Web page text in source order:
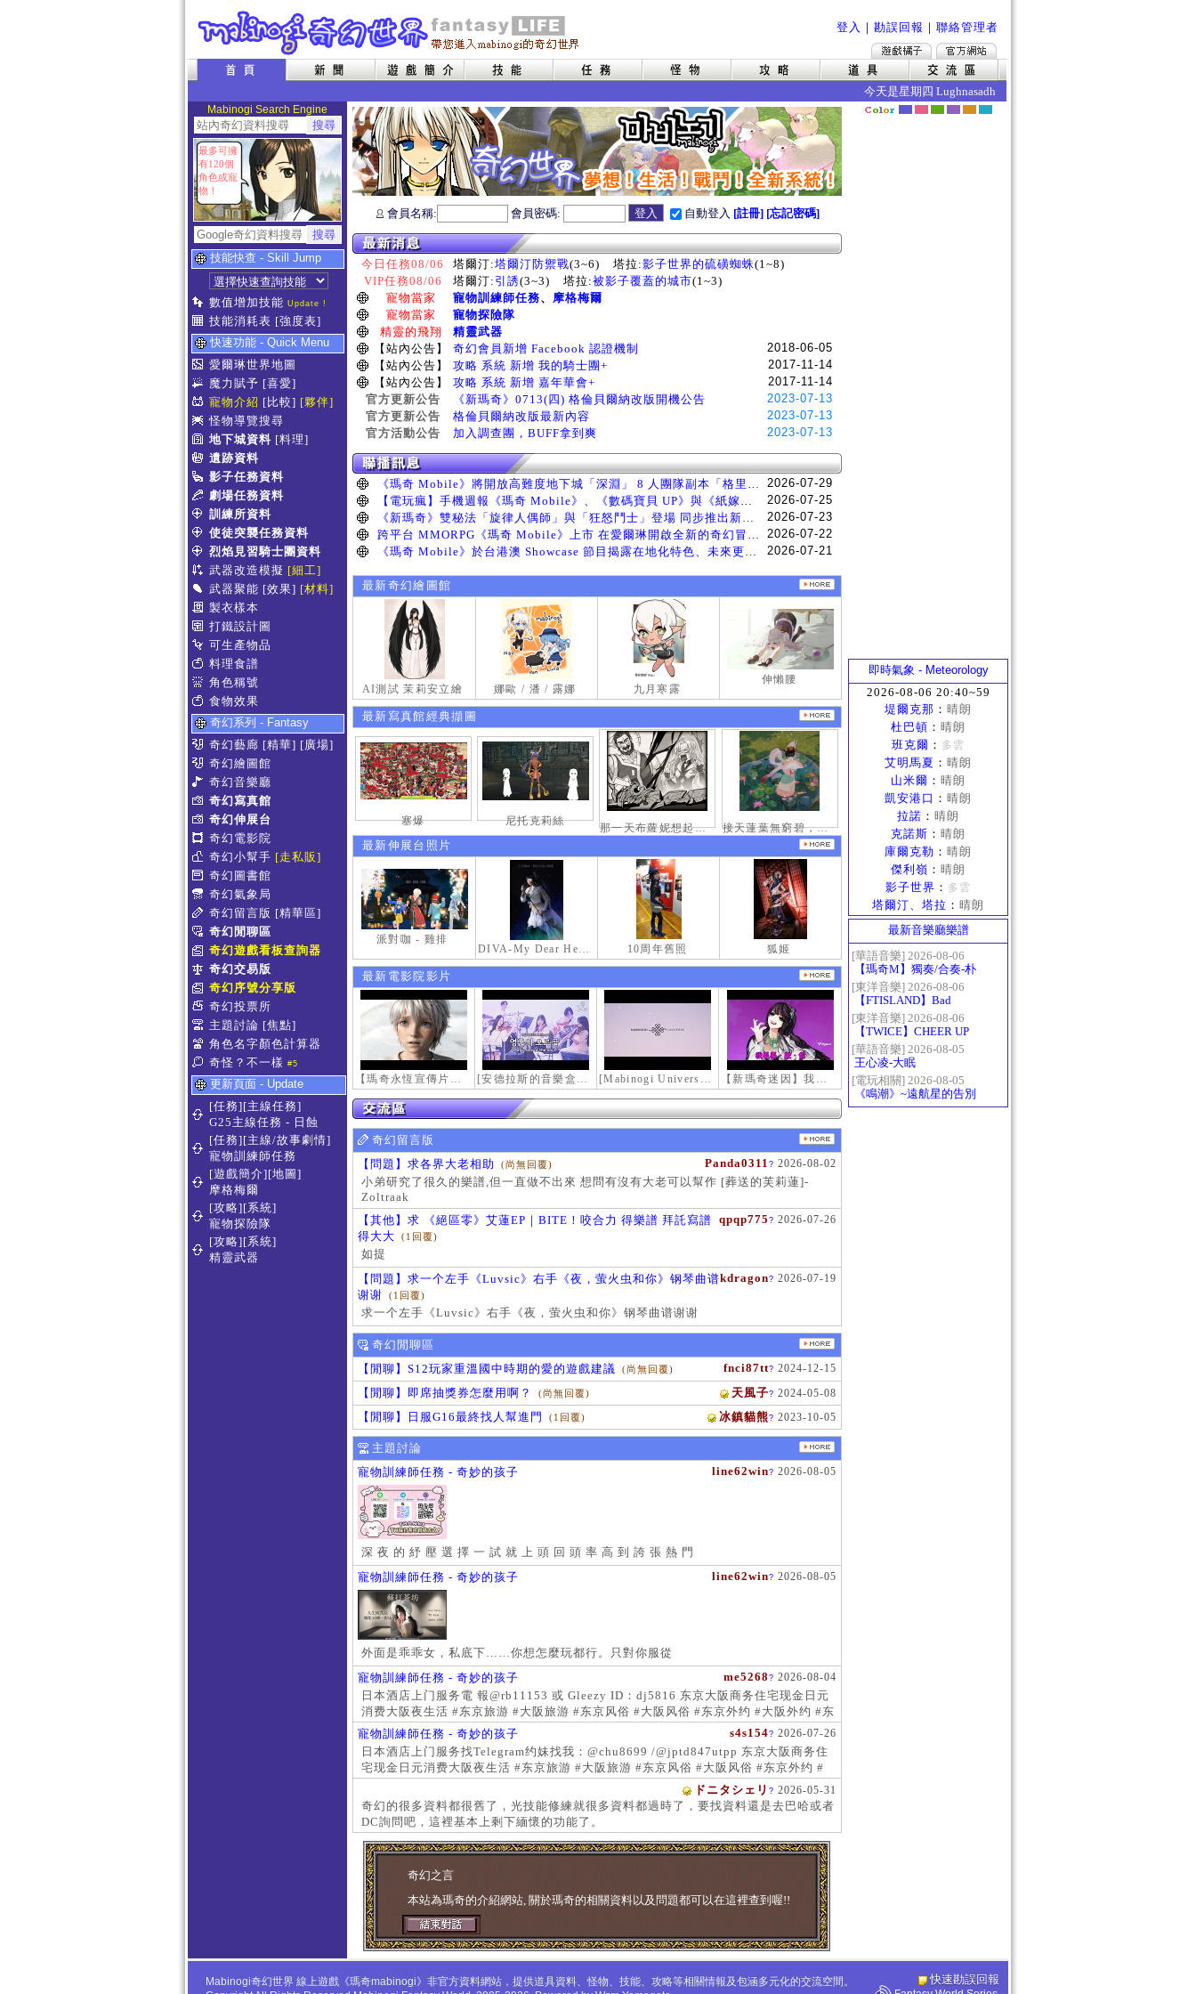
登入 ｜ 勘誤回報 ｜ 聯絡管理者
今天是星期四 Lughnasadh 今日的效果如下 ‧魔力賦予成功率
Mabinogi Search Engine
最多可擁
有120個
角色或寵
物！
技能快查 - Skill Jump
數值增加技能 Update !
技能消耗表 [強度表]
快速功能 - Quick Menu
愛爾琳世界地圖
魔力賦予 [喜愛]
寵物介紹 [比較] [夥伴]
怪物導覽搜尋
地下城資料 [料理]
遺跡資料
影子任務資料
劇場任務資料
訓練所資料
使徒突襲任務資料
烈焰見習騎士團資料
武器改造模擬 [細工]
武器聚能 [效果] [材料]
製衣樣本
打鐵設計圖
可生產物品
料理食譜
角色稱號
食物效果
奇幻系列 - Fantasy
奇幻藝廊 [精華] [廣場]
奇幻繪圖館
奇幻音樂廳
奇幻寫真館
奇幻伸展台
奇幻電影院
奇幻小幫手 [走私販]
奇幻圖書館
奇幻氣象局
奇幻留言版 [精華區]
奇幻閒聊區
奇幻遊戲看板查詢器
奇幻交易版
奇幻序號分享版
奇幻投票所
主題討論 [焦點]
角色名字顏色計算器
奇怪？不一樣 #5
更新頁面 - Update
[任務][主線任務]
G25主線任務 - 日蝕
[任務][主線/故事劇情]
寵物訓練師任務
[遊戲簡介][地圖]
摩格梅爾
[攻略][系統]
寵物探險隊
[攻略][系統]
精靈武器
會員名稱: 會員密碼: 自動登入 [註冊] [忘記密碼]
今日任務08/06 塔爾汀:塔爾汀防禦戰(3~6) 塔拉:影子世界的硫磺蜘蛛(1~8)
VIP任務08/06
塔爾汀: 引誘(3~3) 塔拉:被影子覆蓋的城市(1~3)
寵物當家
寵物訓練師任務、 摩格梅爾
寵物當家
寵物探險隊
精靈的飛翔
精靈武器
【站內公告】
奇幻會員新增 Facebook 認證機制
2018-06-05
【站內公告】
攻略 系統 新增 我的騎士團+
2017-11-14
【站內公告】
攻略 系統 新增 嘉年華會+
2017-11-14
官方更新公告
《新瑪奇》0713(四) 格倫貝爾納改版開機公告
2023-07-13
官方更新公告
格倫貝爾納改版最新內容
2023-07-13
官方活動公告
加入調查團，BUFF拿到爽 2023-07-13
《瑪奇 Mobile》將開放高難度地下城「深淵」 8 人團隊副本「格里斯貝恩」將於 8 月 5 日登場
2026-07-29
【電玩瘋】手機週報《瑪奇 Mobile》、《數碼寶貝 UP》與《紙嫁衣 9 羅浮夢》等遊戲
2026-07-25
《新瑪奇》雙秘法「旋律人偶師」與「狂怒鬥士」登場 同步推出新系統「神秘工坊」
2026-07-23
跨平台 MMORPG《瑪奇 Mobile》上市 在愛爾琳開啟全新的奇幻冒險生活
2026-07-22
《瑪奇 Mobile》於台港澳 Showcase 節目揭露在地化特色、未來更新計畫等內容 首次公開台灣動畫
2026-07-21
最新奇幻繪圖館
AI測試 茉莉安立繪 娜歐 / 潘 / 露娜 九月寒露
伸懶腰
最新寫真館經典擷圖
塞爆 尼托克莉絲
那一天布蘿妮想起老佛的奶油手 接天蓮葉無窮碧，映日荷花別樣紅。
最新伸展台照片
派對咖 - 雞排
DIVA-My Dear Heroine- 10周年舊照 狐姬
最新電影院影片
【瑪奇永恆宣傳片】最初的感動 [安德拉斯的音樂盒｜靈魂的音樂盒] Mabinogi OST - Music Box of the Soul | Crossover COVER [Mabinogi Universe] 謝謝你來到這個世界... 【新瑪奇迷因】我更喜歡你
奇幻留言版
Panda0311 ? 2026-08-02
【問題】求各界大老相助 (尚無回覆)
小弟研究了很久的樂譜,但一直做不出來 想問有沒有大老可以幫作 [葬送的芙莉蓮]-
Zoltraak
qpqp775 ? 2026-07-26
【其他】求 《絕區零》艾蓮EP｜BITE！咬合力 得樂譜 拜託寫譜
得大大
(1回覆)
如提
kdragon? 2026-07-19
【問題】求一个左手《Luvsic》右手《夜，萤火虫和你》钢琴曲谱
谢谢
(1回覆)
求一个左手《Luvsic》右手《夜，萤火虫和你》钢琴曲谱谢谢
奇幻閒聊區
fnci87tt? 2024-12-15
【閒聊】S12玩家重溫國中時期的愛的遊戲建議 (尚無回覆)
天風子? 2024-05-08
【閒聊】即席抽獎券怎麼用啊？ (尚無回覆)
冰鎮貓熊? 2023-10-05
【閒聊】日服G16最終找人幫進門 (1回覆)
主題討論
line62win? 2026-08-05
寵物訓練師任務 - 奇妙的孩子
深 夜 的 紓 壓 選 擇 一 試 就 上 頭 回 頭 率 高 到 誇 張 熱 門
line62win? 2026-08-05
寵物訓練師任務 - 奇妙的孩子
外面是乖乖女，私底下……你想怎麼玩都行。只對你服從
me5268 ? 2026-08-04
寵物訓練師任務 - 奇妙的孩子
日本酒店上门服务電 報@rb11153 或 Gleezy ID：dj5816 东京大阪商务住宅现金日元
消费大阪夜生活 #东京旅游 #大阪旅游 #东京风俗 #大阪风俗 #东京外约 #大阪外约 #东
京上门服务 #大阪上门服务新宿风俗 #梅田风俗 #歌舞伎町 #日本女孩 #大阪女孩 #日
本萝莉 #大阪萝莉 #日本学生妹
s4s154? 2026-07-26
寵物訓練師任務 - 奇妙的孩子
日本酒店上门服务找Telegram约妹找我：@chu8699 /@jptd847utpp 东京大阪商务住
宅现金日元消费大阪夜生活 #东京旅游 #大阪旅游 #东京风俗 #大阪风俗 #东京外约 #
大阪外约 #东京上门服务 #大阪上门服务新宿风俗 #梅田风俗 #歌舞伎町 #心斋桥风俗
#日本女孩 #大阪女孩 #日本萝莉 #大阪萝莉 #日本学生妹
ドニタシェリ ? 2026-05-31
奇幻的很多資料都很舊了，光技能修練就很多資料都過時了，要找資料還是去巴哈或者
DC詢問吧，這裡基本上剩下緬懷的功能了。
奇幻之言
本站為瑪奇的介紹網站, 關於瑪奇的相關資料以及問題都可以在這裡查到喔!!
即時氣象 - Meteorology
2026-08-06 20:40~59
堤爾克那 ： 晴朗
杜巴頓 ： 晴朗
班克爾 ： 多雲
艾明馬夏 ： 晴朗
山米爾 ： 晴朗
凱安港口 ： 晴朗
拉諾 ： 晴朗
克諾斯 ： 晴朗
庫爾克勒 ： 晴朗
傑利嶺 ： 晴朗
影子世界 ： 多雲
塔爾汀、塔拉 ： 晴朗
最新音樂廳樂譜
[華語音樂] 2026-08-06
【瑪奇M】獨奏/合奏-朴
樹-那些花兒
[東洋音樂] 2026-08-06
【FTISLAND】Bad
Woman
[東洋音樂] 2026-08-06
【TWICE】CHEER UP
[華語音樂] 2026-08-05
王心凌-大眠
[電玩相關] 2026-08-05
《鳴潮》~遠航星的告別
Mabinogi奇幻世界 線上遊戲《瑪奇mabinogi》非官方資料網站，提供道具資料、怪物、技能、攻略等相關情報及包涵多元化的交流空間。
快速勘誤回報